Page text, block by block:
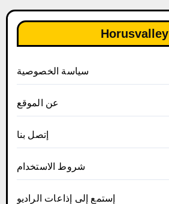
Horusvalley
سياسة الخصوصية
عن الموقع
إتصل بنا
شروط الاستخدام
إستمع إلى إذاعات الراديو